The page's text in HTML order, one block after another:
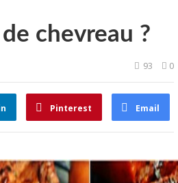
chevreau ?
93 0
Pinterest Email